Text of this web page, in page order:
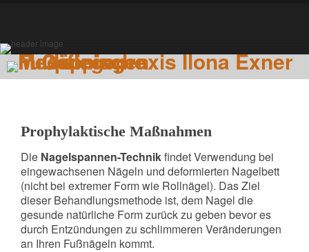
Prophylaktische Maßnahmen
Die Nagelspannen-Technikfindet Verwendung bei
eingewachsenen Nägeln und deformierten Nagelbett
(nicht bei extremer Form wie Rollnägel). Das Ziel
dieser Behandlungsmethode ist, dem Nagel die
gesunde natürliche Form zurück zu geben bevor es
durch Entzündungen zu schlimmeren Veränderungen
an Ihren Fußnägeln kommt.